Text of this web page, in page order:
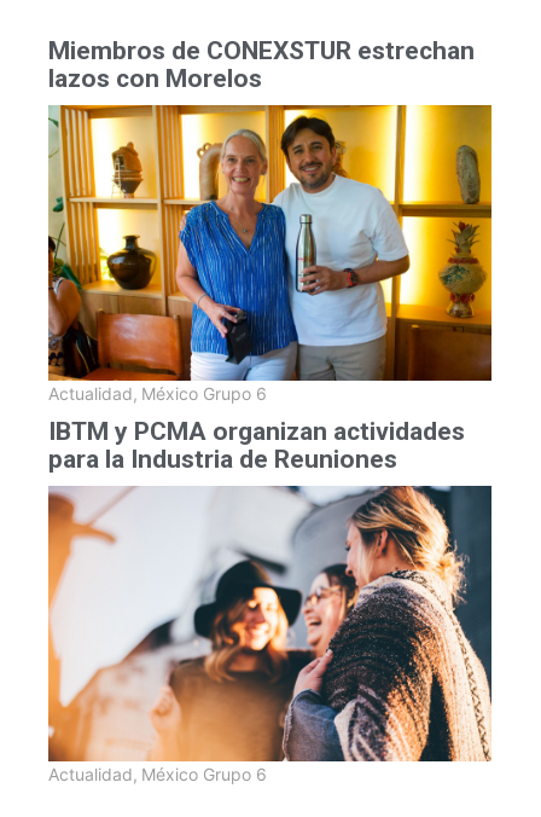
Miembros de CONEXSTUR estrechan
lazos con Morelos
Actualidad, México Grupo 6
IBTM y PCMA organizan actividades
para la Industria de Reuniones
Actualidad, México Grupo 6